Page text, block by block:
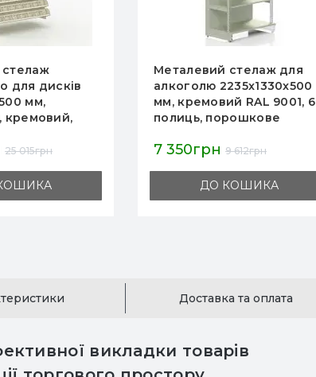
для дисків
мм,
кремовий,
25 015грн
Металевий стелаж для
алкоголю 2235x1330x500
мм, кремовий RAL 9001, 6
полиць, порошкове
та складу, Україна
7 350грн 9 612грн
ДО КОШИКА
Доставка та оплата
викладки товарів